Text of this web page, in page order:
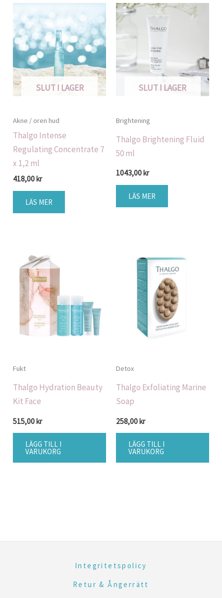
SLUT I LAGER
Akne / oren hud
Thalgo Intense
Regulating Concentrate 7
x 1,2 ml
418,00 kr
LÄS MER
SLUT I LAGER
Brightening
Thalgo Brightening Fluid
50 ml
1043,00 kr
LÄS MER
Fukt
Thalgo Hydration Beauty
Kit Face
515,00kr
LÄGG TILL I
VARUKORG
Detox
Thalgo Exfoliating Marine
Soap
258,00kr
LÄGG TILL I
VARUKORG
Integritetspolicy
Retur & Ångerrätt